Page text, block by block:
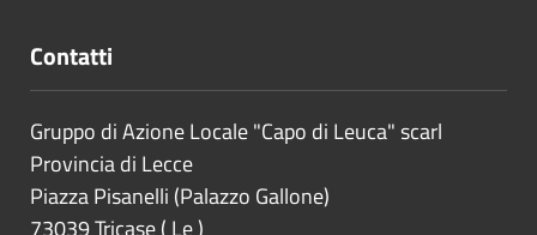
Contatti
Gruppo di Azione Locale "Capo di Leuca" scarl
Provincia di Lecce
Piazza Pisanelli (Palazzo Gallone)